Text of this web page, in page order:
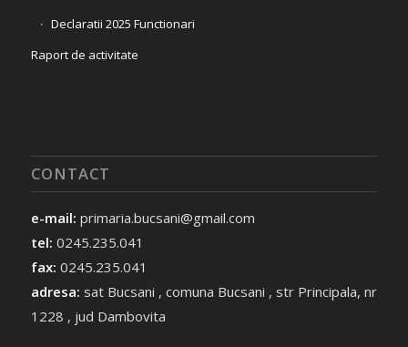
Declaratii 2025 Functionari
Raport de activitate
CONTACT
e-mail: primaria.bucsani@gmail.com
tel: 0245.235.041
fax: 0245.235.041
adresa: sat Bucsani , comuna Bucsani , str Principala, nr
1228 , jud Dambovita